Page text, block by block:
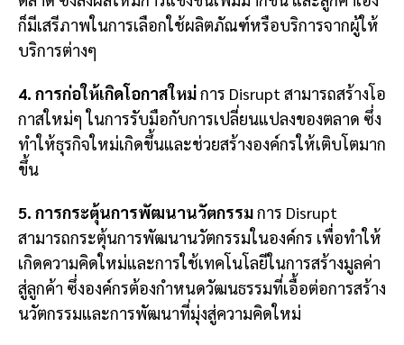
ก็มีเสรีภาพในการเลือกใช้ผลิตภัณฑ์หรือบริการจากผู้ให้
บริการต่างๆ
4. การก่อให้เกิดโอกาสใหม่การ Disrupt สามารถสร้างโอ
กาสใหม่ๆ ในการรับมือกับการเปลี่ยนแปลงของตลาด ซึ่ง
ทำให้ธุรกิจใหม่เกิดขึ้นและช่วยสร้างองค์กรให้เติบโตมาก
ขึ้น
5. การกระตุ้นการพัฒนานวัตกรรมการ Disrupt
สามารถกระตุ้นการพัฒนานวัตกรรมในองค์กร เพื่อทำให้
เกิดความคิดใหม่และการใช้เทคโนโลยีในการสร้างมูลค่า
สู่ลูกค้า ซึ่งองค์กรต้องกำหนดวัฒนธรรมที่เอื้อต่อการสร้าง
นวัตกรรมและการพัฒนาที่มุ่งสู่ความคิดใหม่